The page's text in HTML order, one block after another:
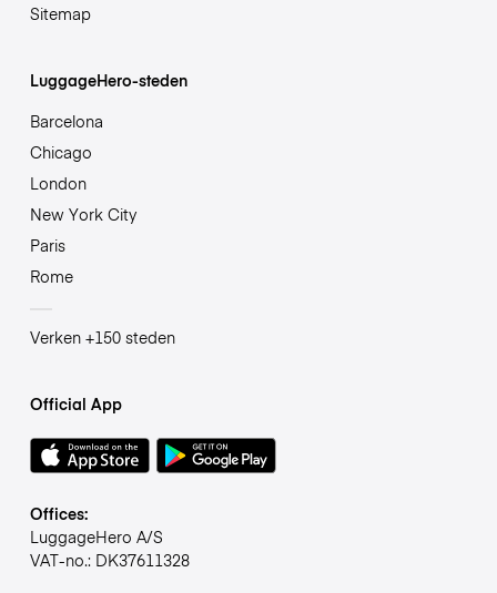
Sitemap
LuggageHero-steden
Barcelona
Chicago
London
New York City
Paris
Rome
Verken +150 steden
Official App
Offices:
LuggageHero A/S
VAT-no.: DK37611328